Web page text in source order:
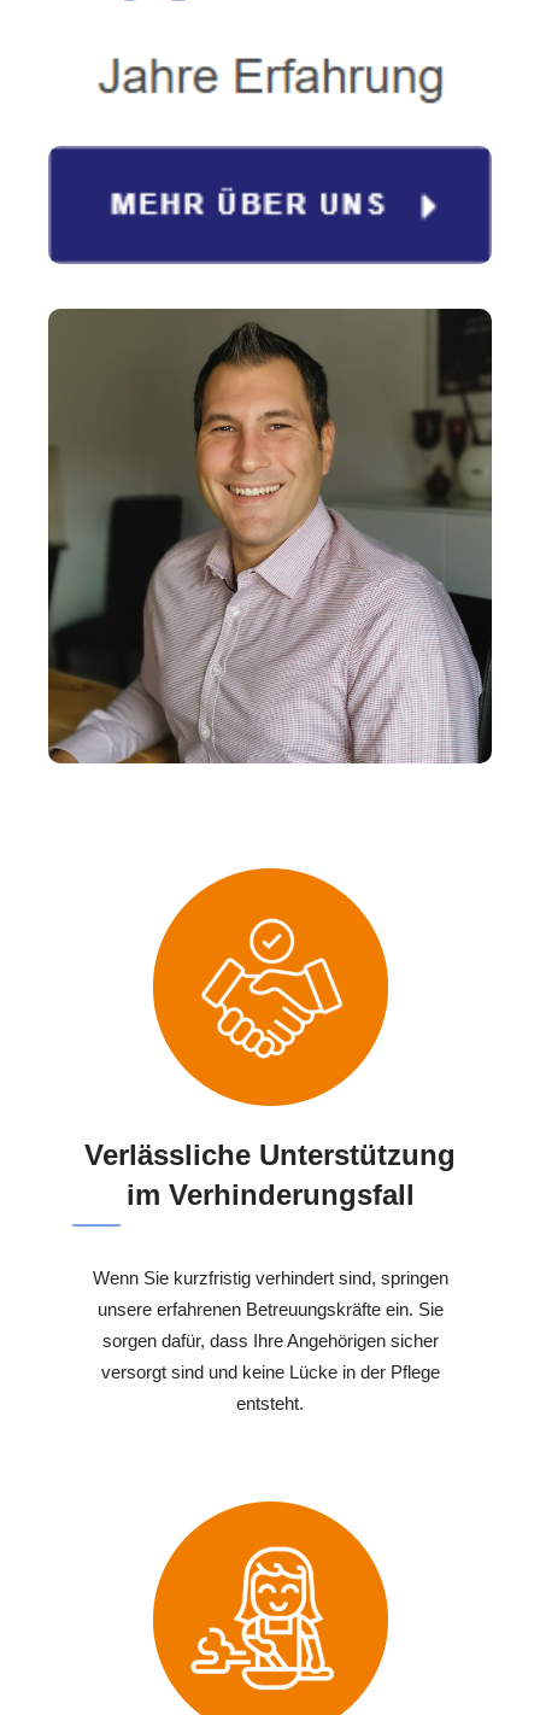
Verlässliche Unterstützung
im Verhinderungsfall
Wenn Sie kurzfristig verhindert sind, springen
unsere erfahrenen Betreuungskräfte ein. Sie
sorgen dafür, dass Ihre Angehörigen sicher
versorgt sind und keine Lücke in der Pflege
entsteht.